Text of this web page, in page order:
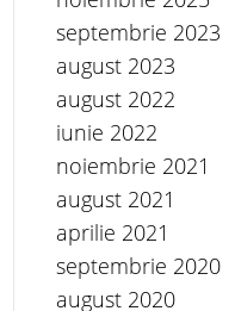
septembrie 2023
august 2023
august 2022
iunie 2022
noiembrie 2021
august 2021
aprilie 2021
septembrie 2020
august 2020